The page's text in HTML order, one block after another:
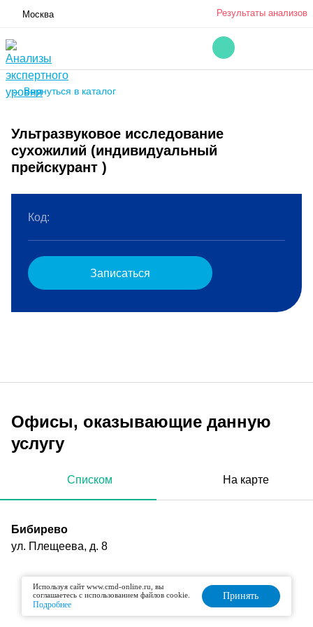
Москва Результаты анализов
← Вернуться в каталог
Ультразвуковое исследование
сухожилий (индивидуальный
прейскурант )
Код:
Записаться
Офисы, оказывающие данную
услугу
Списком На карте
Бибирево
ул. Плещеева, д. 8
Используя сайт www.cmd-online.ru, вы
соглашаетесь с использованием файлов cookie.
Подробнее
Принять